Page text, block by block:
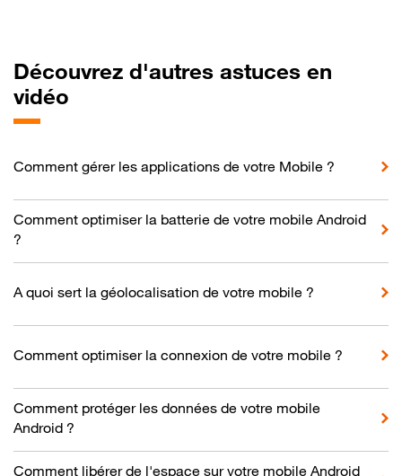
Découvrez d'autres astuces en
vidéo
Comment gérer les applications de votre Mobile ?
Comment optimiser la batterie de votre mobile Android
?
A quoi sert la géolocalisation de votre mobile ?
Comment optimiser la connexion de votre mobile ?
Comment protéger les données de votre mobile
Android ?
Comment libérer de l'espace sur votre mobile Android